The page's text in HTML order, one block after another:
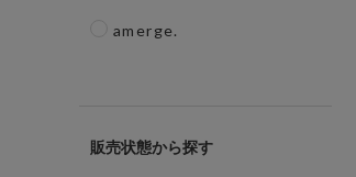
amerge.
販売状態